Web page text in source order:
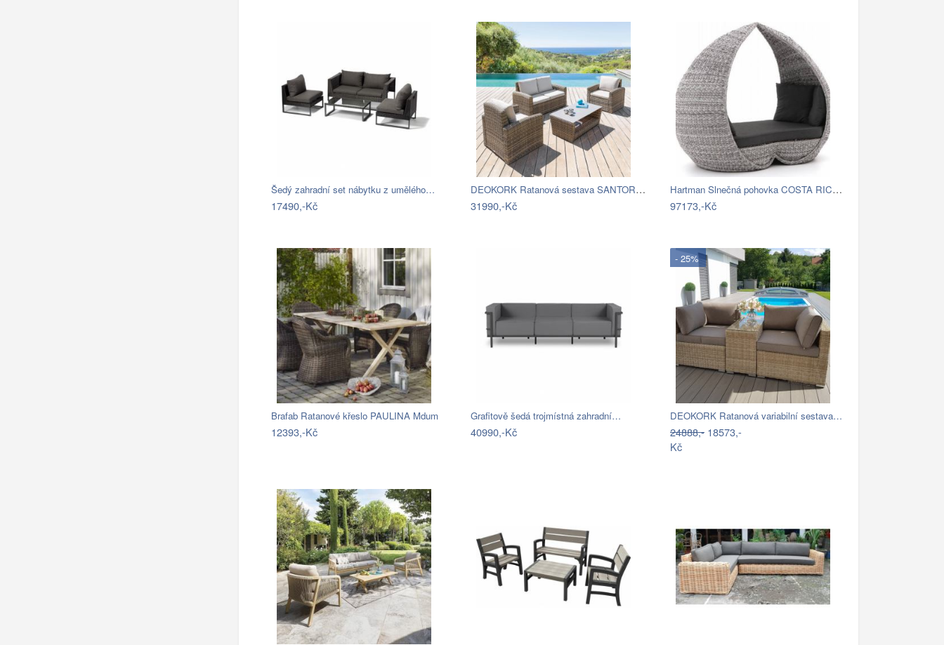
Šedý zahradní set nábytku z umělého…
17490,-Kč
DEOKORK Ratanová sestava SANTORINI pro…
31990,-Kč
Hartman Slnečná pohovka COSTA RICA Mdum
97173,-Kč
Brafab Ratanové křeslo PAULINA Mdum
12393,-Kč
Grafitově šedá trojmístná zahradní…
40990,-Kč
- 25%
DEOKORK Ratanová variabilní sestava…
24888,- 18573,-
Kč